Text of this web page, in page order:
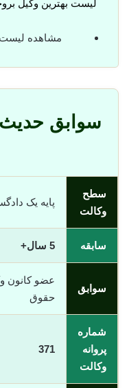
لیست بهترین وکیل
مشاهده لیست
سوابق حدیث
سطح
وکالت
پایه یک
سابقه 5 سال+
سوابق
عضو کانون
حقوق
شماره
پروانه
وکالت
371